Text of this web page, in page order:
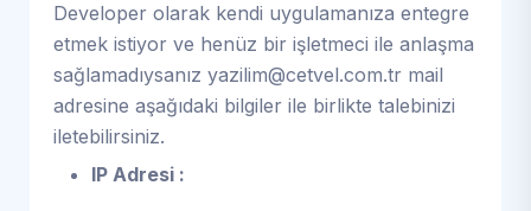
Developer olarak kendi uygulamanıza entegre
etmek istiyor ve henüz bir işletmeci ile anlaşma
sağlamadıysanız yazilim@cetvel.com.tr mail
adresine aşağıdaki bilgiler ile birlikte talebinizi
iletebilirsiniz.
IP Adresi :